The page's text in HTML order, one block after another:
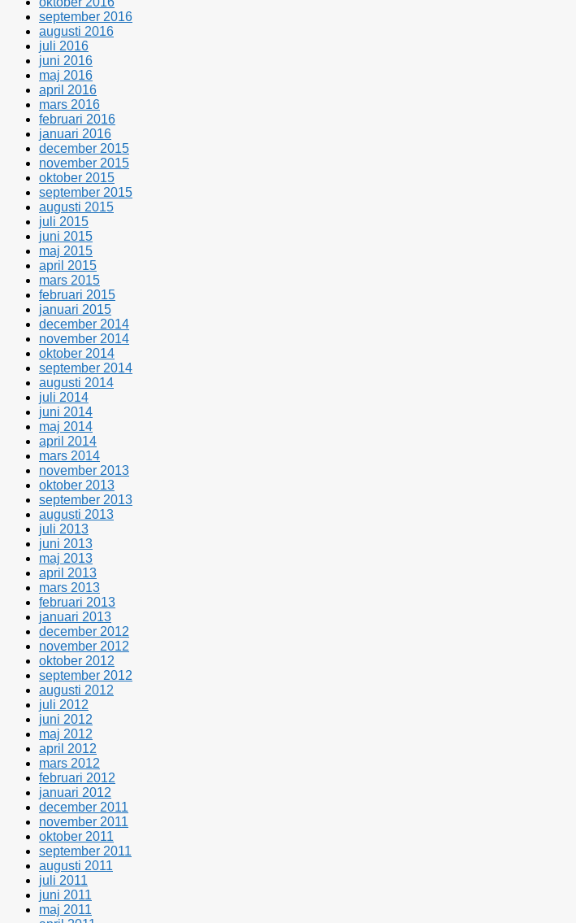
september 2016
augusti 2016
juli 2016
juni 2016
maj 2016
april 2016
mars 2016
februari 2016
januari 2016
december 2015
november 2015
oktober 2015
september 2015
augusti 2015
juli 2015
juni 2015
maj 2015
april 2015
mars 2015
februari 2015
januari 2015
december 2014
november 2014
oktober 2014
september 2014
augusti 2014
juli 2014
juni 2014
maj 2014
april 2014
mars 2014
november 2013
oktober 2013
september 2013
augusti 2013
juli 2013
juni 2013
maj 2013
april 2013
mars 2013
februari 2013
januari 2013
december 2012
november 2012
oktober 2012
september 2012
augusti 2012
juli 2012
juni 2012
maj 2012
april 2012
mars 2012
februari 2012
januari 2012
december 2011
november 2011
oktober 2011
september 2011
augusti 2011
juli 2011
juni 2011
maj 2011